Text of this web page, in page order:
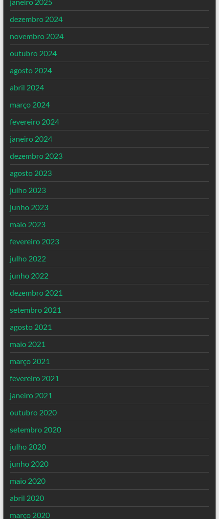
dezembro 2024
novembro 2024
outubro 2024
agosto 2024
abril 2024
março 2024
fevereiro 2024
janeiro 2024
dezembro 2023
agosto 2023
julho 2023
junho 2023
maio 2023
fevereiro 2023
julho 2022
junho 2022
dezembro 2021
setembro 2021
agosto 2021
maio 2021
março 2021
fevereiro 2021
janeiro 2021
outubro 2020
setembro 2020
julho 2020
junho 2020
maio 2020
abril 2020
março 2020